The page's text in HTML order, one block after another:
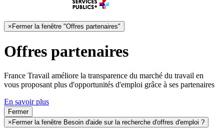
×Fermer la fenêtre "Offres partenaires"
Offres partenaires
France Travail améliore la transparence du marché du travail en
vous proposant plus d'opportunités d'emploi grâce à ses partenaires
En savoir plus
Fermer
× Fermer la fenêtre Besoin d'aide sur la recherche d'offres d'emploi ?